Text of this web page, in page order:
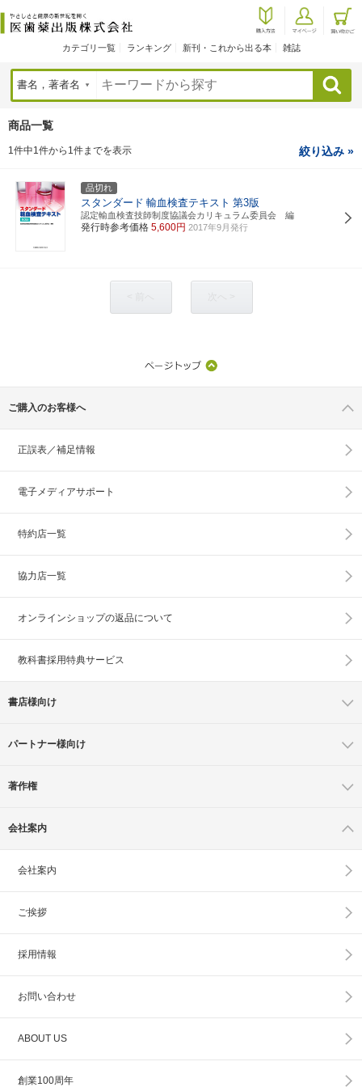
カテゴリ一覧 ランキング 新刊・これから出る本 雑誌
検索
商品一覧
1件中1件から1件までを表示 絞り込み »
品切れ
スタンダード 輸血検査テキスト 第3版
認定輸血検査技師制度協議会カリキュラム委員会 編
発行時参考価格 5,600円 2017年9月発行
ご購入のお客様へ
正誤表／補足情報
電子メディアサポート
特約店一覧
協力店一覧
オンラインショップの返品について
教科書採用特典サービス
書店様向け
パートナー様向け
著作権
会社案内
会社案内
ご挨拶
採用情報
お問い合わせ
ABOUT US
創業100周年